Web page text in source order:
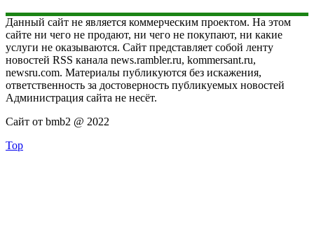
Данный сайт не является коммерческим проектом. На этом
сайте ни чего не продают, ни чего не покупают, ни какие
услуги не оказываются. Сайт представляет собой ленту
новостей RSS канала news.rambler.ru, kommersant.ru,
newsru.com. Материалы публикуются без искажения,
ответственность за достоверность публикуемых новостей
Администрация сайта не несёт.
Сайт от bmb2 @ 2022
Top